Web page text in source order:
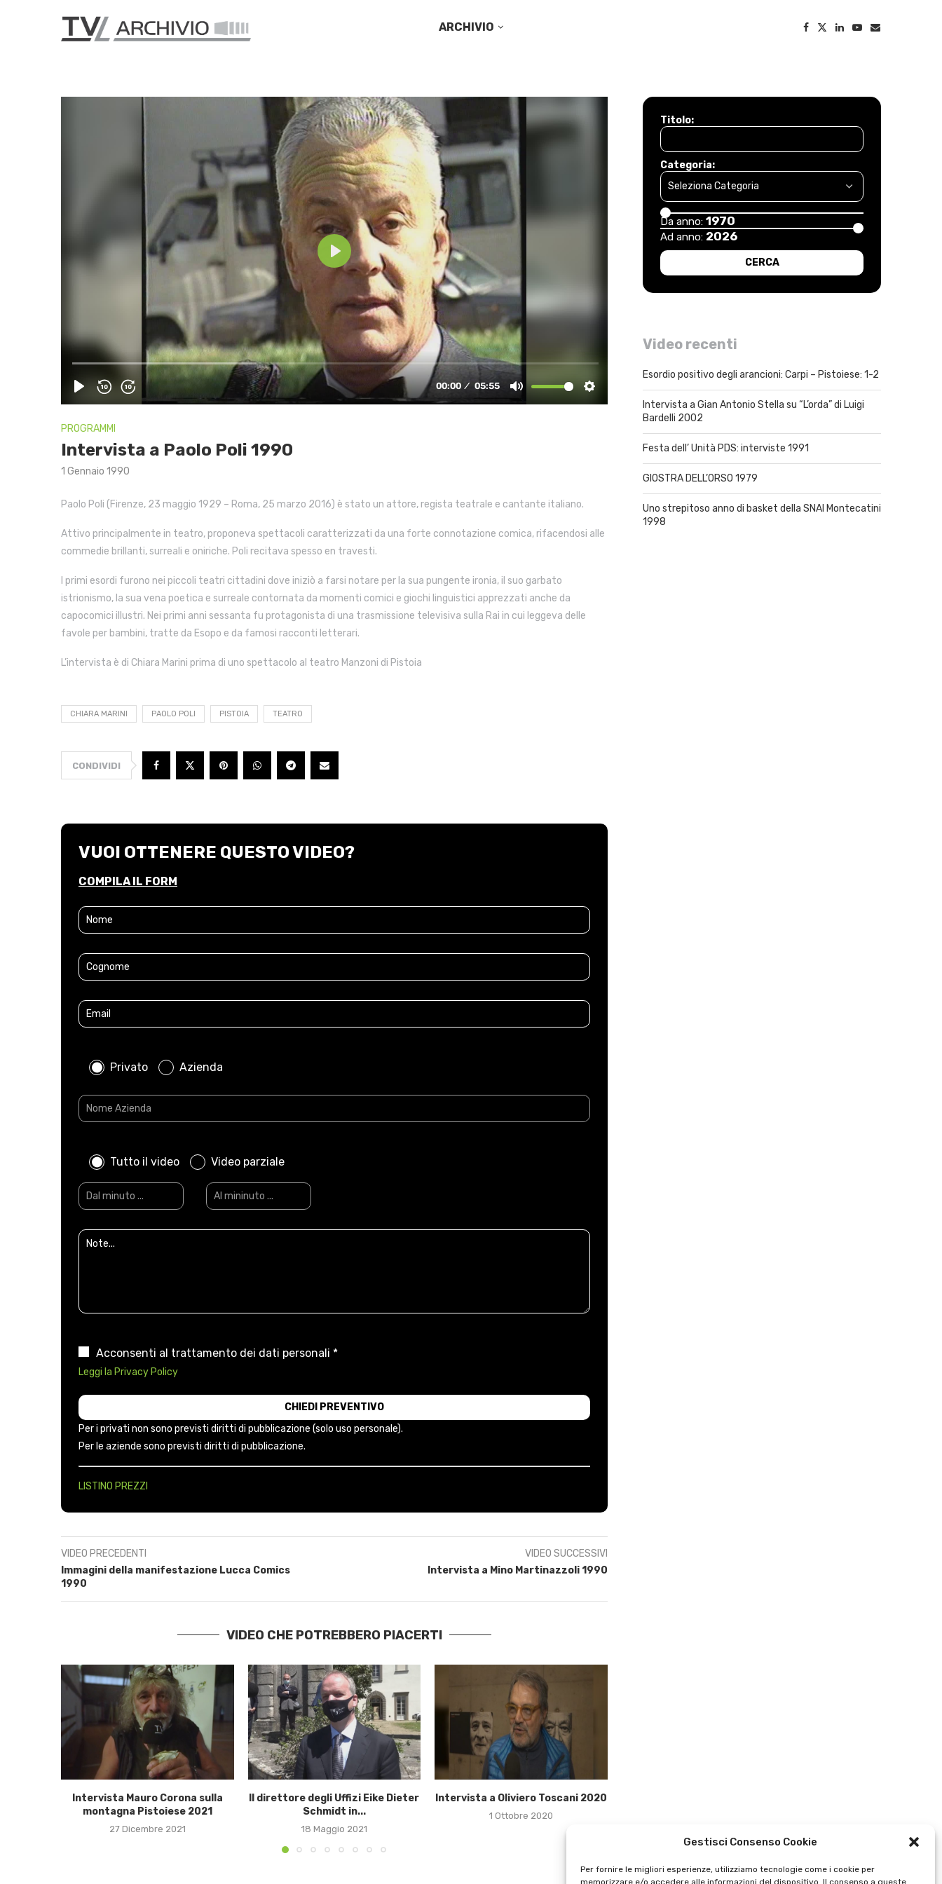
Gestisci Consenso Cookie
Per fornire le migliori esperienze, utilizziamo tecnologie come i cookie per
memorizzare e/o accedere alle informazioni del dispositivo. Il consenso a queste
ARCHIVIO
PROGRAMMI
Intervista a Paolo Poli 1990
1 Gennaio 1990
Paolo Poli (Firenze, 23 maggio 1929 – Roma, 25 marzo 2016) è stato un attore, regista teatrale e cantante italiano.
Attivo principalmente in teatro, proponeva spettacoli caratterizzati da una forte connotazione comica, rifacendosi alle
commedie brillanti, surreali e oniriche. Poli recitava spesso en travesti.
I primi esordi furono nei piccoli teatri cittadini dove iniziò a farsi notare per la sua pungente ironia, il suo garbato
istrionismo, la sua vena poetica e surreale contornata da momenti comici e giochi linguistici apprezzati anche da
capocomici illustri. Nei primi anni sessanta fu protagonista di una trasmissione televisiva sulla Rai in cui leggeva delle
favole per bambini, tratte da Esopo e da famosi racconti letterari.
L’intervista è di Chiara Marini prima di uno spettacolo al teatro Manzoni di Pistoia
CHIARA MARINI PAOLO POLI PISTOIA TEATRO
CONDIVIDI
VUOI OTTENERE QUESTO VIDEO?
COMPILA IL FORM
Privato Azienda
Tutto il video Video parziale
Acconsenti al trattamento dei dati personali *
Leggi la Privacy Policy
Per i privati non sono previsti diritti di pubblicazione (solo uso personale).
Per le aziende sono previsti diritti di pubblicazione.
LISTINO PREZZI
VIDEO PRECEDENTI
Immagini della manifestazione Lucca Comics
1990
VIDEO SUCCESSIVI
Intervista a Mino Martinazzoli 1990
VIDEO CHE POTREBBERO PIACERTI
Intervista Mauro Corona sulla
montagna Pistoiese 2021
27 Dicembre 2021
Il direttore degli Uffizi Eike Dieter
Schmidt in...
18 Maggio 2021
Intervista a Oliviero Toscani 2020
1 Ottobre 2020
Titolo:
Categoria:
Da anno: 1970
Ad anno: 2026
Video recenti
Esordio positivo degli arancioni: Carpi – Pistoiese: 1-2
Intervista a Gian Antonio Stella su “L’orda” di Luigi
Bardelli 2002
Festa dell’ Unità PDS: interviste 1991
GIOSTRA DELL’ORSO 1979
Uno strepitoso anno di basket della SNAI Montecatini
1998